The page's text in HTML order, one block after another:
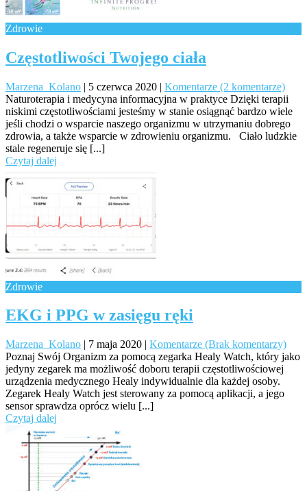
Zdrowie
Częstotliwości Twojego ciała
Marzena_Kolano | 5 czerwca 2020 | Komentarze (2 komentarze)
Naturoterapia i medycyna informacyjna w praktyce Dzięki terapii
niskimi częstotliwościami jesteśmy w stanie osiągnąć bardzo wiele
jeśli chodzi o wsparcie naszego organizmu w utrzymaniu dobrego
zdrowia, a także wsparcie w zdrowieniu organizmu. Ciało ludzkie
stale regeneruje się [...]
Czytaj dalej
Zdrowie
EKG i PPG w zasięgu ręki
Marzena_Kolano | 7 maja 2020 | Komentarze (Brak komentarzy)
Poznaj Swój Organizm za pomocą zegarka Healy Watch, który jako
jedyny zegarek ma możliwość doboru terapii częstotliwościowej
urządzenia medycznego Healy indywidualnie dla każdej osoby.
Zegarek Healy Watch jest sterowany za pomocą aplikacji, a jego
sensor sprawdza oprócz wielu [...]
Czytaj dalej